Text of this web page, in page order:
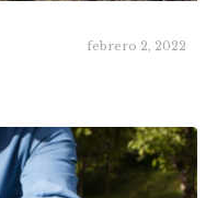
febrero 2, 2022